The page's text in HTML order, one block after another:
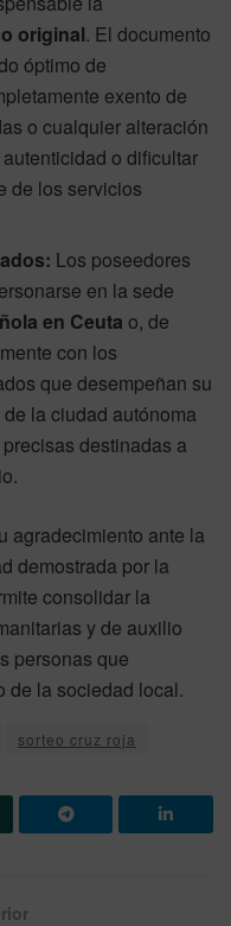
original. El documento
óptimo de
exento de
o cualquier alteración
o dificultar
de los servicios
Los poseedores
en la sede
en Ceuta o, de
con los
que desempeñan su
la ciudad autónoma
destinadas a
agradecimiento ante la
demostrada por la
consolidar la
y de auxilio
personas que
de la sociedad local.
sorteo cruz roja